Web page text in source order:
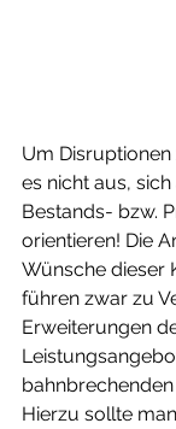
Um
es nicht aus,
Bestands- bzw.
orientieren! Die
Wünsche dieser
führen zwar zu
Erweiterungen
Hierzu sollte